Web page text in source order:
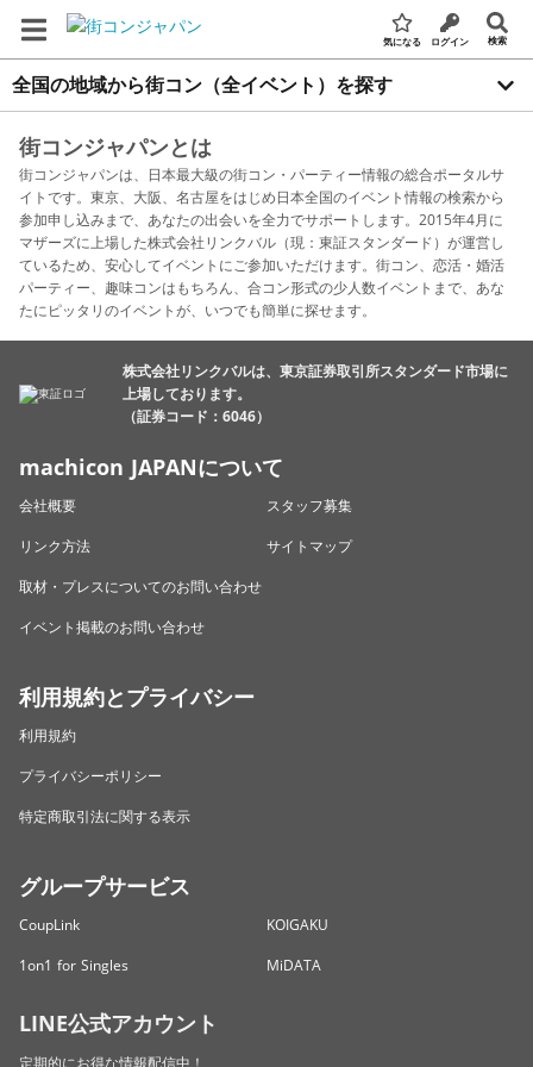
気になる ログイン 検索
全国の地域から街コン（全イベント）を探す
街コンジャパンとは
街コンジャパンは、日本最大級の街コン・パーティー情報の総合ポータルサ
イトです。東京、大阪、名古屋をはじめ日本全国のイベント情報の検索から
参加申し込みまで、あなたの出会いを全力でサポートします。2015年4月に
マザーズに上場した株式会社リンクバル（現：東証スタンダード）が運営し
ているため、安心してイベントにご参加いただけます。街コン、恋活・婚活
パーティー、趣味コンはもちろん、合コン形式の少人数イベントまで、あな
たにピッタリのイベントが、いつでも簡単に探せます。
株式会社リンクバルは、東京証券取引所スタンダード市場に
上場しております。
（証券コード：6046）
machicon JAPANについて
会社概要
スタッフ募集
リンク方法
サイトマップ
取材・プレスについてのお問い合わせ
イベント掲載のお問い合わせ
利用規約とプライバシー
利用規約
プライバシーポリシー
特定商取引法に関する表示
グループサービス
CoupLink
KOIGAKU
1on1 for Singles
MiDATA
LINE公式アカウント
定期的にお得な情報配信中！